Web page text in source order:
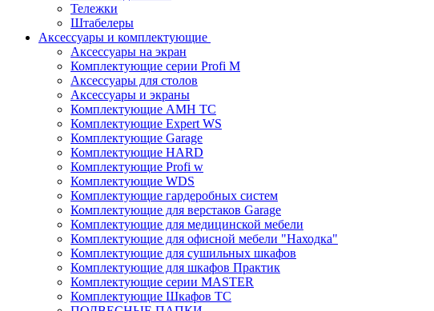
Тележки
Штабелеры
Аксессуары и комплектующие
Аксессуары на экран
Комплектующие серии Profi M
Аксессуары для столов
Аксессуары и экраны
Комплектующие AMH TC
Комплектующие Expert WS
Комплектующие Garage
Комплектующие HARD
Комплектующие Profi w
Комплектующие WDS
Комплектующие гардеробных систем
Комплектующие для верстаков Garage
Комплектующие для медицинской мебели
Комплектующие для офисной мебели "Находка"
Комплектующие для сушильных шкафов
Комплектующие для шкафов Практик
Комплектующие серии MASTER
Комплектующие Шкафов ТС